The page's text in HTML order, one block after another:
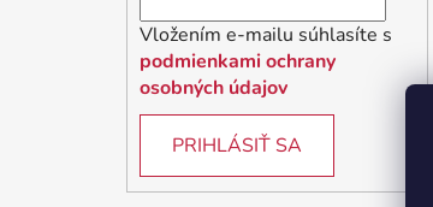
Vložením e-mailu súhlasíte s
podmienkami ochrany
osobných údajov
PRIHLÁSIŤ SA